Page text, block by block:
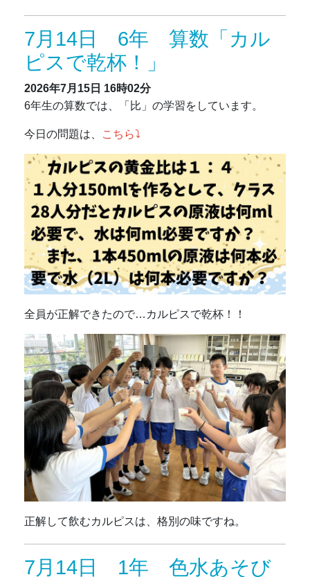
7月14日 6年 算数「カル
ピスで乾杯！」
2026年7月15日 16時02分
6年生の算数では、「比」の学習をしています。
今日の問題は、 こちら⤵
全員が正解できたので…カルピスで乾杯！！
正解して飲むカルピスは、格別の味ですね。
7月14日 1年 色水あそび